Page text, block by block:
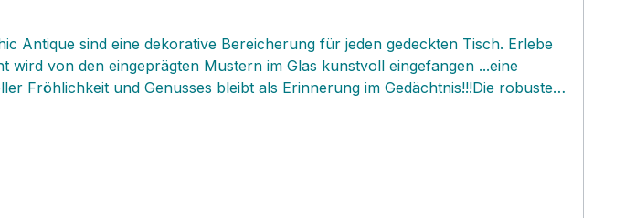
Antique sind eine dekorative Bereicherung für jeden gedeckten Tisch. Erlebe
wird von den eingeprägten Mustern im Glas kunstvoll eingefangen ...eine
Fröhlichkeit und Genusses bleibt als Erinnerung im Gedächtnis!!!Die robusten